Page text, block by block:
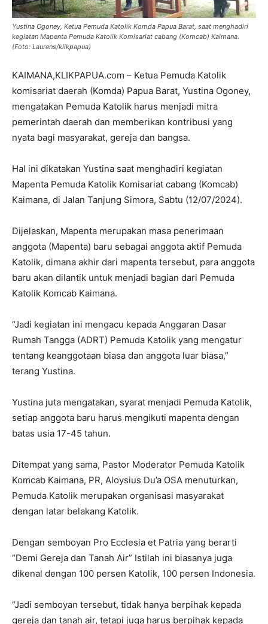
Yustina Ogoney, Ketua Pemuda Katolik Komda Papua Barat, saat menghadiri
kegiatan Mapenta Pemuda Katolik Komisariat cabang (Komcab) Kaimana.
(Foto: Laurens/klikpapua)
KAIMANA,KLIKPAPUA.com – Ketua Pemuda Katolik
komisariat daerah (Komda) Papua Barat, Yustina Ogoney,
mengatakan Pemuda Katolik harus menjadi mitra
pemerintah daerah dan memberikan kontribusi yang
nyata bagi masyarakat, gereja dan bangsa.
Hal ini dikatakan Yustina saat menghadiri kegiatan
Mapenta Pemuda Katolik Komisariat cabang (Komcab)
Kaimana, di Jalan Tanjung Simora, Sabtu (12/07/2024).
Dijelaskan, Mapenta merupakan masa penerimaan
anggota (Mapenta) baru sebagai anggota aktif Pemuda
Katolik, dimana akhir dari mapenta tersebut, para anggota
baru akan dilantik untuk menjadi bagian dari Pemuda
Katolik Komcab Kaimana.
“Jadi kegiatan ini mengacu kepada Anggaran Dasar
Rumah Tangga (ADRT) Pemuda Katolik yang mengatur
tentang keanggotaan biasa dan anggota luar biasa,”
terang Yustina.
Yustina juta mengatakan, syarat menjadi Pemuda Katolik,
setiap anggota baru harus mengikuti mapenta dengan
batas usia 17-45 tahun.
Ditempat yang sama, Pastor Moderator Pemuda Katolik
Komcab Kaimana, PR, Aloysius Du’a OSA menuturkan,
Pemuda Katolik merupakan organisasi masyarakat
dengan latar belakang Katolik.
Dengan semboyan Pro Ecclesia et Patria yang berarti
“Demi Gereja dan Tanah Air” Istilah ini biasanya juga
dikenal dengan 100 persen Katolik, 100 persen Indonesia.
“Jadi semboyan tersebut, tidak hanya berpihak kepada
gereja dan tanah air, tetapi juga harus berpihak kepada